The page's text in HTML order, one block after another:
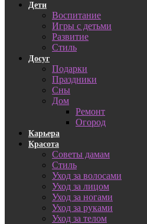
Дети
Воспитание
Игры с детьми
Развитие
Стиль
Досуг
Подарки
Праздники
Сны
Дом
Ремонт
Огород
Карьера
Красота
Советы дамам
Стиль
Уход за волосами
Уход за лицом
Уход за ногами
Уход за руками
Уход за телом